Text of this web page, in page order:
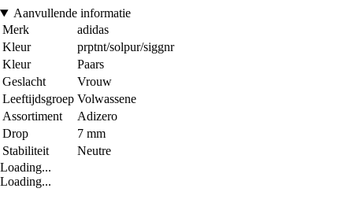
Aanvullende informatie
Merk
adidas
Kleur
prptnt/solpur/siggnr
Kleur
Paars
Geslacht
Vrouw
Leeftijdsgroep Volwassene
Assortiment
Adizero
Drop
7 mm
Stabiliteit
Neutre
Loading...
Loading...